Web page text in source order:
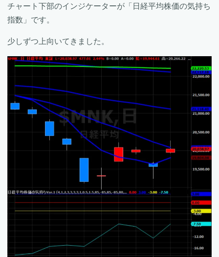
チャート下部のインジケーターが「日経平均株価の気持ち
指数」です。
少しずつ上向いてきました。